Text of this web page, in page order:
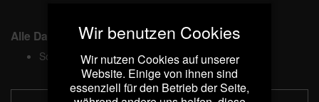
Alle Daten
Sonntag, 21. Juni18:00
Wir benutzen Cookies
Wir nutzen Cookies auf unserer
Website. Einige von ihnen sind
essenziell für den Betrieb der Seite,